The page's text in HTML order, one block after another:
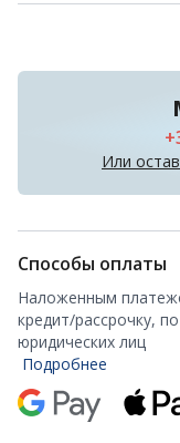
Или
Способы оплаты
Наложенным
кредит/рассрочку,
юридических лиц
Подробнее